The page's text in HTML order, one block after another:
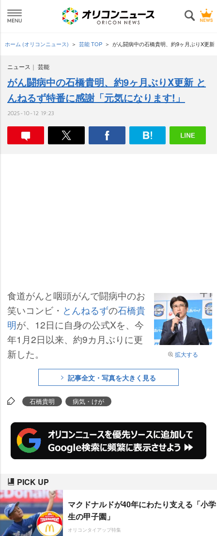
ホーム (オリコンニュース) 芸能 TOP がん闘病中の石橋貴明、約9ヶ月ぶりX更
ニュース 芸能
がん闘病中の石橋貴明、約9ヶ月ぶりX更新 と
んねるず特番に感謝「元気になります!」
2025-10-12 19:23
拡大する
食道がんと咽頭がんで闘病中のお
笑いコンビ・ とんねるずの石橋貴
明が、12日に自身の公式Xを、今
年1月2日以来、約9カ月ぶりに更
新した。
記事全文・写真を大きく見る
石橋貴明 病気・けが
PICK UP
マクドナルドが40年にわたり支える「小学
生の甲子園」
オリコンタイアップ特集